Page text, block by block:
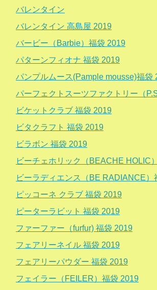
バレンタイン
バレンタイン 高島屋 2019
バービー（Barbie）福袋 2019
パターンフィオナ 福袋 2019
パンプルムース(Pample mousse)福袋
パーフェクトスーツファクトリー（
ビケットクラブ 福袋 2019
ビタクラフト 福袋 2019
ビラボン 福袋 2019
ビーチェホリック（BEACHE HOLIC
ビーラディエンス（BE RADIANCE）
ピッコーネ クラブ 福袋 2019
ピーターラビット 福袋 2019
ファーファー（furfur) 福袋 2019
フェアリーネイル 福袋 2019
フェアリーパウダー 福袋 2019
フェイラー（FEILER）福袋 2019